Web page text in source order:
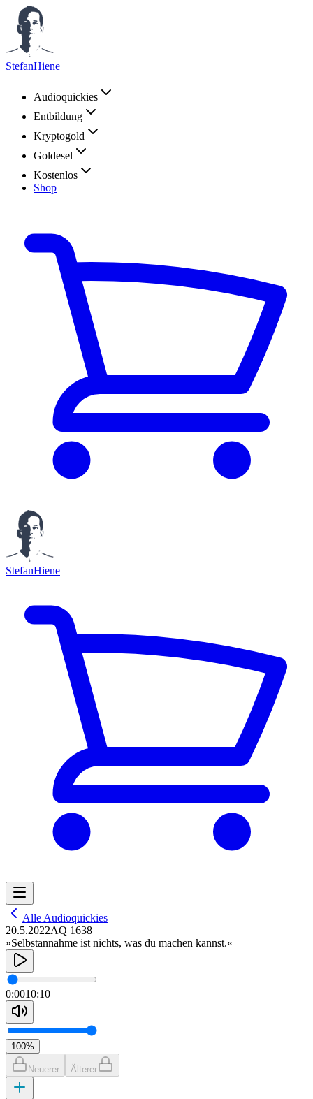
StefanHiene
Audioquickies
Entbildung
Kryptogold
Goldesel
Kostenlos
Shop
StefanHiene
Alle Audioquickies
20.5.2022AQ 1638
»Selbstannahme ist nichts, was du machen kannst.«
0:0010:10
100%
Neuerer Älterer